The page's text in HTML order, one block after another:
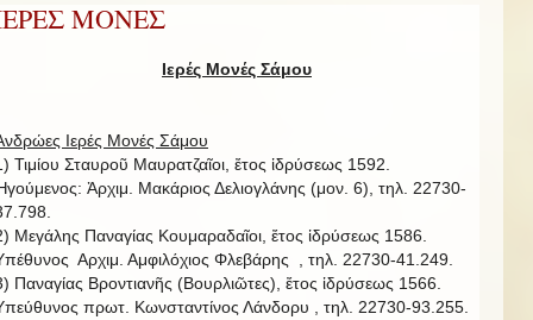
ΜΟΝΕΣ
Ιερές Μονές Σάμου
Ιερές Μονές Σάμου
Τιμίου Σταυροῦ Μαυρατζαῖοι, ἔτος ἱδρύσεως 1592.
Ἀρχιμ. Μακάριος Δελιογλάνης (μον. 6), τηλ. 22730-
Μεγάλης Παναγίας Κουμαραδαῖοι, ἔτος ἱδρύσεως 1586.
Αρχιμ. Αμφιλόχιος Φλεβάρης , τηλ. 22730-41.249.
Παναγίας Βροντιανῆς (Βουρλιῶτες), ἔτος ἱδρύσεως 1566.
πρωτ. Κωνσταντίνος Λάνδορυ , τηλ. 22730-93.255.